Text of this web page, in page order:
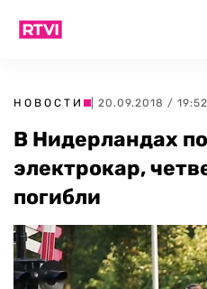
НОВОСТИ | 20.09.2018 / 19:52
В Нидерландах
электрокар,
погибли